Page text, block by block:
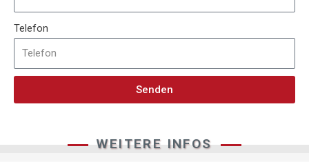
Telefon
Senden
WEITERE INFOS